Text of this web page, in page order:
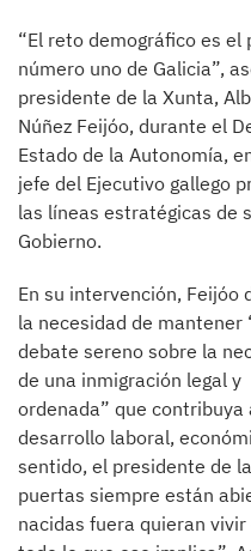
“El reto demográfico es el
número uno de Galicia”,
presidente de la Xunta,
Núñez Feijóo, durante el
Estado de la Autonomía,
jefe del Ejecutivo gallego
las líneas estratégicas de
Gobierno.
En su intervención, Feijóo
la necesidad de mantener
debate sereno sobre la
de una inmigración legal y
ordenada” que contribuya
desarrollo laboral,
sentido, el presidente de
puertas siempre están
nacidas fuera quieran